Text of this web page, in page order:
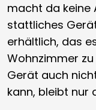
macht da keine
stattliches
erhältlich, das
Wohnzimmer
Gerät auch
kann, bleibt nur